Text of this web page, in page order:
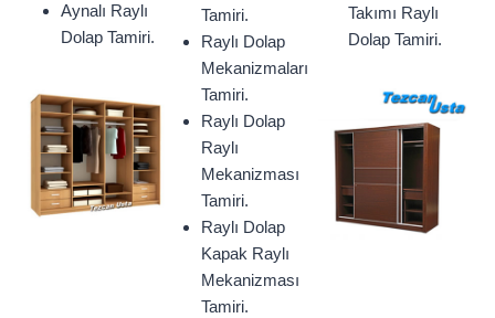
Aynalı Raylı
Dolap Tamiri.
Tamiri.
Raylı Dolap
Mekanizmaları
Tamiri.
Raylı Dolap
Raylı
Mekanizması
Tamiri.
Raylı Dolap
Kapak Raylı
Mekanizması
Tamiri.
Takımı Raylı
Dolap Tamiri.